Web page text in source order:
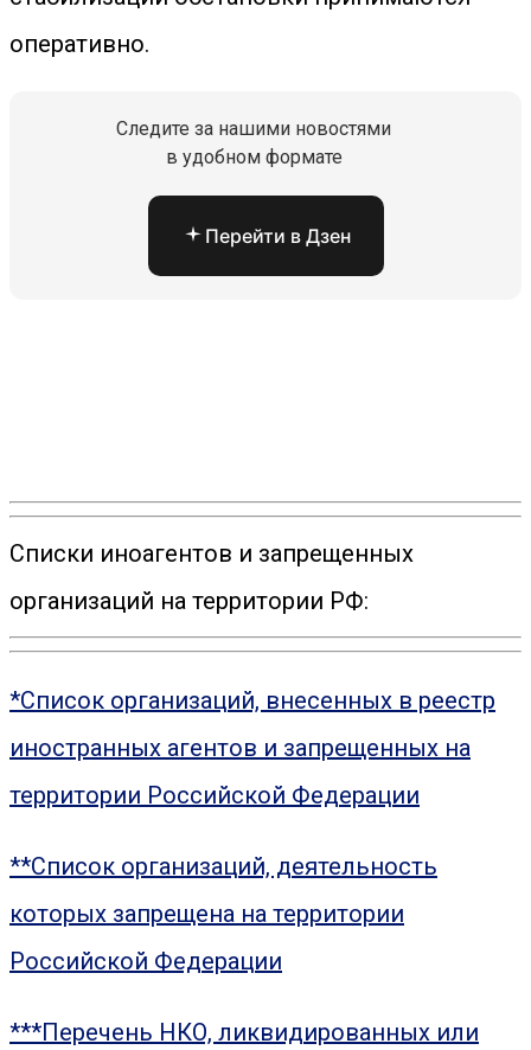
оперативно.
Следите за нашими новостями
в удобном формате
Перейти в Дзен
Списки иноагентов и запрещенных
организаций на территории РФ:
*Список организаций, внесенных в реестр
иностранных агентов и запрещенных на
территории Российской Федерации
**Список организаций, деятельность
которых запрещена на территории
Российской Федерации
***Перечень НКО, ликвидированных или